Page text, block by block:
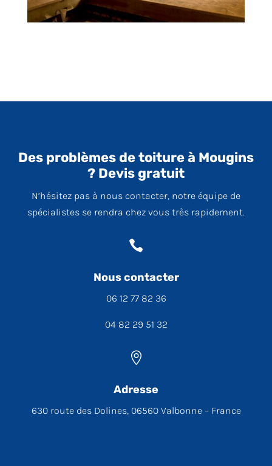
Des problèmes de toiture à Mougins
? Devis gratuit
N’hésitez pas à nous contacter, notre équipe de
spécialistes se rendra chez vous très rapidement.

Nous contacter
06 12 77 82 36
04 82 29 51 32

Adresse
630 route des Dolines, 06560 Valbonne – France